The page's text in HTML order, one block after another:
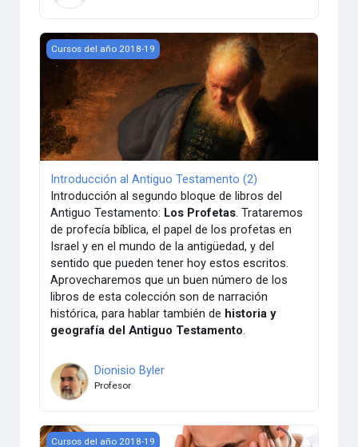
Introducción al Antiguo Testamento (2)
Cursos del año 2018-19
Introducción al Antiguo Testamento (2)
Introducción al segundo bloque de libros del
Antiguo Testamento: Los Profetas. Trataremos
de profecía bíblica, el papel de los profetas en
Israel y en el mundo de la antigüedad, y del
sentido que pueden tener hoy estos escritos.
Aprovecharemos que un buen número de los
libros de esta colección son de narración
histórica, para hablar también de historia y
geografía del Antiguo Testamento.
Dionisio Byler
Profesor
No violencia activa. Transformación de conflictos
Cursos del año 2018-19